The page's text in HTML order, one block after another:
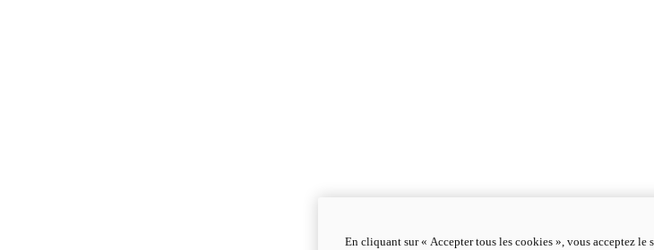
En cliquant sur « Accepter tous les cookies », vous acceptez le